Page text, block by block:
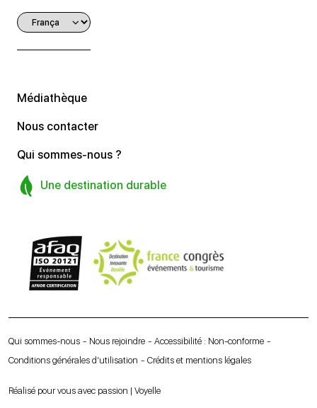
Médiathèque
Nous contacter
Qui sommes-nous ?
Une destination durable
Qui sommes-nous Nous rejoindre
Accessibilité : Non-conforme
Conditions générales d’utilisation
Crédits et mentions légales
Réalisé pour vous avec passion | Voyelle